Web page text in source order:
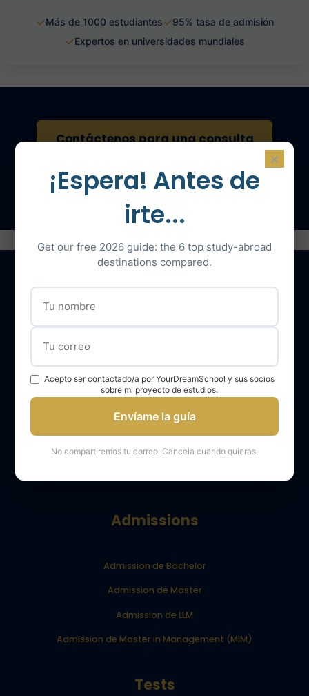
✓Más de 1000 estudiantes✓95% tasa de admisión
✓Expertos en universidades mundiales
Contáctenos para una consulta
Hable con un experto
Nuestros servicios
YourDreamSchool, un socio para su éxito
Obtener apoyo
Opiniones de los alumnos de YourDreamSchool
Resultados de los alumnos de YourDreamSchool
Admissions
Admission de Bachelor
Admission de Master
Admission de LLM
Admission de Master in Management (MiM)
Tests
×
¡Espera! Antes de
irte...
Get our free 2026 guide: the 6 top study-abroad
destinations compared.
Acepto ser contactado/a por YourDreamSchool y sus socios
sobre mi proyecto de estudios.
Envíame la guía
No compartiremos tu correo. Cancela cuando quieras.